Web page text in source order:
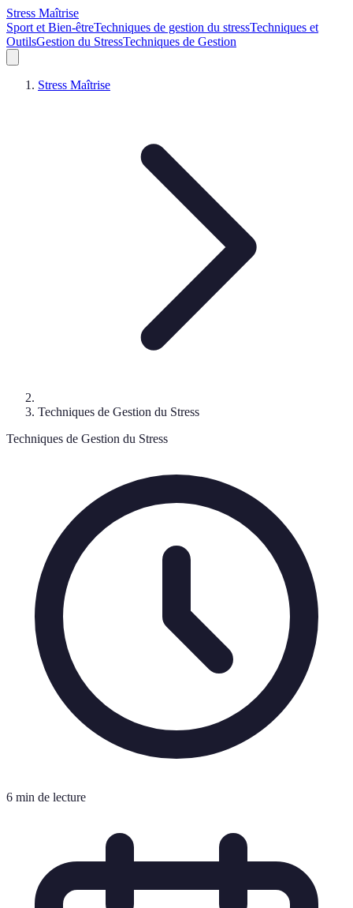
Stress Maîtrise
Sport et Bien-êtreTechniques de gestion du stressTechniques et
OutilsGestion du StressTechniques de Gestion
Stress Maîtrise
Techniques de Gestion du Stress
Techniques de Gestion du Stress
6 min de lecture